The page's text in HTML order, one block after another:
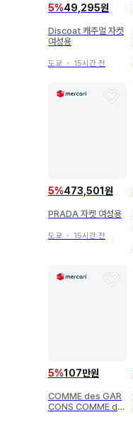
5%49,295원
Discoat 캐주얼 자켓
여성용
도쿄 ・ 15시간 전
5%473,501원
PRADA 자켓 여성용
도쿄 ・ 15시간 전
5%107만원
COMME des GAR
CONS COMME de